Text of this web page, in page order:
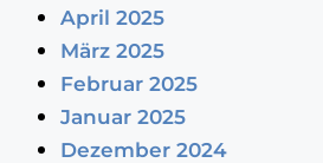
April 2025
März 2025
Februar 2025
Januar 2025
Dezember 2024